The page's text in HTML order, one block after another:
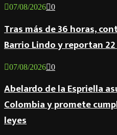
07/08/2026 0
Tras más de 36 horas,
Barrio Lindo y reportan
07/08/2026 0
Abelardo de la Espriella
Colombia y promete
leyes